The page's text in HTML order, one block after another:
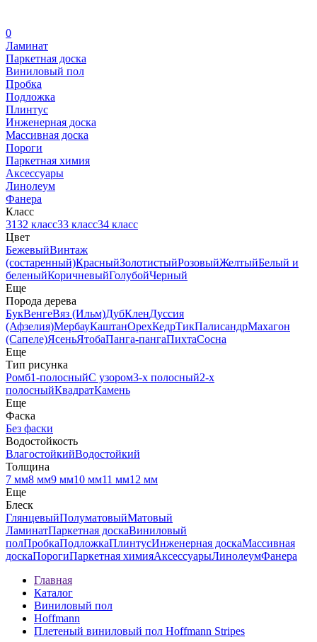
0
Ламинат
Паркетная доска
Виниловый пол
Пробка
Подложка
Плинтус
Инженерная доска
Массивная доска
Пороги
Паркетная химия
Аксессуары
Линолеум
Фанера
Класс
3132 класс33 класс34 класс
Цвет
БежевыйВинтаж
(состаренный)КрасныйЗолотистыйРозовыйЖелтыйБелый и
беленыйКоричневыйГолубойЧерный
Еще
Порода дерева
БукВенгеВяз (Ильм)ДубКленДуссия
(Афзелия)МербауКаштанОрехКедрТикПалисандрМахагон
(Сапеле)ЯсеньЯтобаПанга-пангаПихтаСосна
Еще
Тип рисунка
Ромб1-полосныйС узором3-х полосный2-х
полосныйКвадратКамень
Еще
Фаска
Без фаски
Водостойкость
ВлагостойкийВодостойкий
Толщина
7 мм8 мм9 мм10 мм11 мм12 мм
Еще
Блеск
ГлянцевыйПолуматовыйМатовый
ЛаминатПаркетная доскаВиниловый
полПробкаПодложкаПлинтусИнженерная доскаМассивная
доскаПорогиПаркетная химияАксессуарыЛинолеумФанера
Главная
Каталог
Виниловый пол
Hoffmann
Плетеный виниловый пол Hoffmann Stripes